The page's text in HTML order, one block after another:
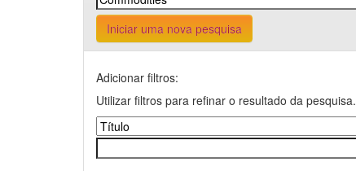
Iniciar uma nova pesquisa
Adicionar filtros:
Utilizar filtros para refinar o resultado da pesquisa.